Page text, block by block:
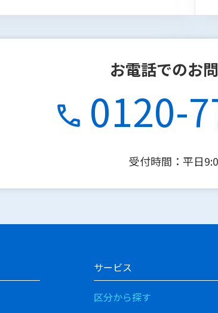
お電話でのお
0120-
受付時間：平日
サービス
区分から探す